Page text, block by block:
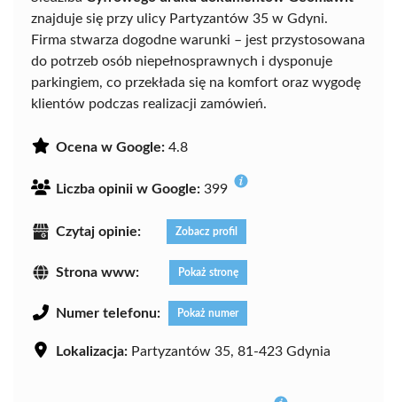
znajduje się przy ulicy Partyzantów 35 w Gdyni.
Firma stwarza dogodne warunki – jest przystosowana
do potrzeb osób niepełnosprawnych i dysponuje
parkingiem, co przekłada się na komfort oraz wygodę
klientów podczas realizacji zamówień.
Ocena w Google: 4.8
Liczba opinii w Google: 399
Czytaj opinie: Zobacz profil
Strona www: Pokaż stronę
Numer telefonu: Pokaż numer
Lokalizacja: Partyzantów 35, 81-423 Gdynia